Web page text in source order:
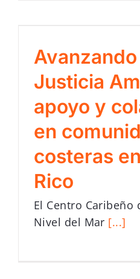
Justicia
apoyo y
en
costeras
Rico
El Centro Caribeño
Nivel del Mar [...]